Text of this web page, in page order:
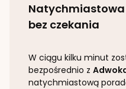
bez czekania
W ciągu kilku minut
bezpośrednio z
natychmiastową